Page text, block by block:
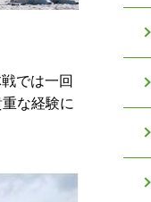
では一回
な経験に